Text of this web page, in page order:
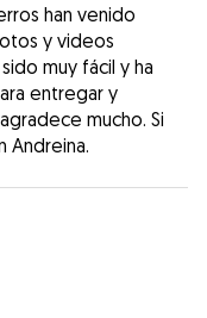
han venido
y videos
muy fácil y ha
entregar y
mucho. Si
Andreina.